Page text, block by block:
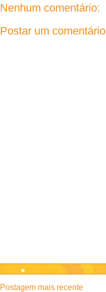
Nenhum comentário:
Postar um comentário
Postagem mais recente